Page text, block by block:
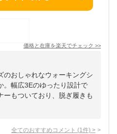
価格と在庫を楽天でチェック >>
のおしゃれなウォーキングシ
。幅広3Eのゆったり設計で
ーもついており、脱ぎ履きも
全てのおすすめコメント (1 件) >